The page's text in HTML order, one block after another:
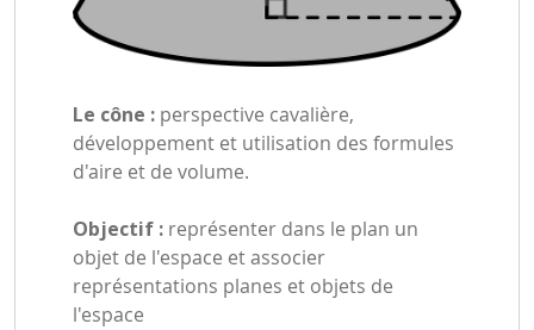
Le cône : perspective cavalière,
développement et utilisation des formules
d'aire et de volume.
Objectif : représenter dans le plan un
objet de l'espace et associer
représentations planes et objets de
l'espace